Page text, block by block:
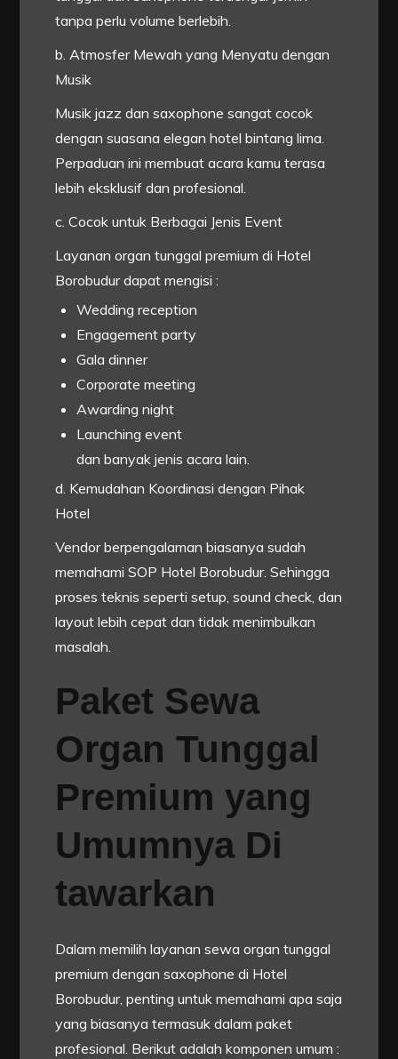
tanpa perlu volume berlebih.
b. Atmosfer Mewah yang Menyatu dengan
Musik
Musik jazz dan saxophone sangat cocok
dengan suasana elegan hotel bintang lima.
Perpaduan ini membuat acara kamu terasa
lebih eksklusif dan profesional.
c. Cocok untuk Berbagai Jenis Event
Layanan organ tunggal premium di Hotel
Borobudur dapat mengisi :
Wedding reception
Engagement party
Gala dinner
Corporate meeting
Awarding night
Launching event
dan banyak jenis acara lain.
d. Kemudahan Koordinasi dengan Pihak
Hotel
Vendor berpengalaman biasanya sudah
memahami SOP Hotel Borobudur. Sehingga
proses teknis seperti setup, sound check, dan
layout lebih cepat dan tidak menimbulkan
masalah.
Paket Sewa
Organ Tunggal
Premium yang
Umumnya Di
tawarkan
Dalam memilih layanan sewa organ tunggal
premium dengan saxophone di Hotel
Borobudur, penting untuk memahami apa saja
yang biasanya termasuk dalam paket
profesional. Berikut adalah komponen umum :